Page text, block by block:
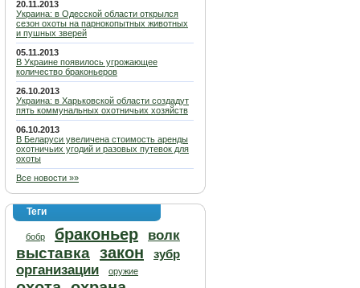
20.11.2013
Украина: в Одесской области открылся
сезон охоты на парнокопытных животных
и пушных зверей
05.11.2013
В Украине появилось угрожающее
количество браконьеров
26.10.2013
Украина: в Харьковской области создадут
пять коммунальных охотничьих хозяйств
06.10.2013
В Беларуси увеличена стоимость аренды
охотничьих угодий и разовых путевок для
охоты
Все новости »»
Теги
бобр браконьер волк
выставка закон зубр
организации оружие